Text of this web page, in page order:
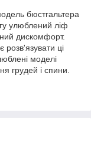
бюстгальтера
улюблений ліф
дискомфорт.
ці
моделі
грудей і спини.